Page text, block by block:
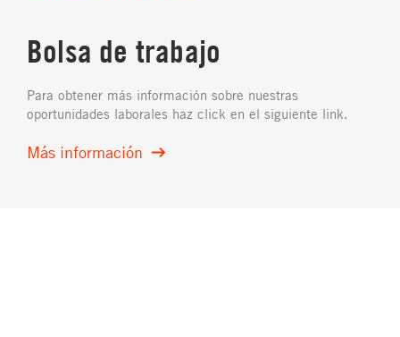
Bolsa de trabajo
Para obtener más información sobre nuestras
oportunidades laborales haz click en el siguiente link.
Más información